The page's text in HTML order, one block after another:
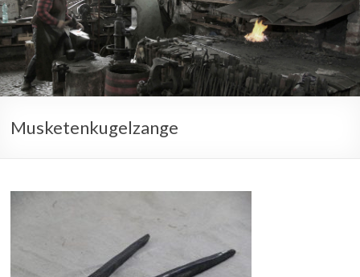
Musketenkugelzange